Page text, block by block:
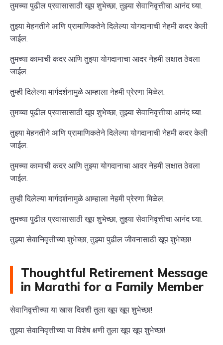
तुमच्या पुढील प्रवासासाठी खूप शुभेच्छा, तुझ्या सेवानिवृत्तीचा आनंद घ्या.
तुझ्या मेहनतीने आणि प्रामाणिकतेने दिलेल्या योगदानाची नेहमी कदर केली
जाईल.
तुमच्या कामाची कदर आणि तुझ्या योगदानाचा आदर नेहमी लक्षात ठेवला
जाईल.
तुम्ही दिलेल्या मार्गदर्शनामुळे आम्हाला नेहमी प्रेरणा मिळेल.
तुमच्या पुढील प्रवासासाठी खूप शुभेच्छा, तुझ्या सेवानिवृत्तीचा आनंद घ्या.
तुझ्या मेहनतीने आणि प्रामाणिकतेने दिलेल्या योगदानाची नेहमी कदर केली
जाईल.
तुमच्या कामाची कदर आणि तुझ्या योगदानाचा आदर नेहमी लक्षात ठेवला
जाईल.
तुम्ही दिलेल्या मार्गदर्शनामुळे आम्हाला नेहमी प्रेरणा मिळेल.
तुमच्या पुढील प्रवासासाठी खूप शुभेच्छा, तुझ्या सेवानिवृत्तीचा आनंद घ्या.
तुझ्या सेवानिवृत्तीच्या शुभेच्छा, तुझ्या पुढील जीवनासाठी खूप शुभेच्छा!
Thoughtful Retirement Message
in Marathi for a Family Member
सेवानिवृत्तीच्या या खास दिवशी तुला खूप खूप शुभेच्छा!
तुझ्या सेवानिवृत्तीच्या या विशेष क्षणी तुला खूप खूप शुभेच्छा!